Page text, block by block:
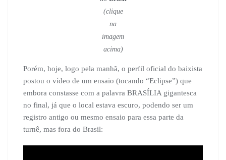
(clique
na
imagem
acima)
Porém, hoje, logo pela manhã, o perfil oficial do baixista
postou o vídeo de um ensaio (tocando “Eclipse”) que
embora constasse com a palavra BRASÍLIA gigantesca
no final, já que o local estava escuro, podendo ser um
registro antigo ou mesmo ensaio para essa parte da
turnê, mas fora do Brasil: